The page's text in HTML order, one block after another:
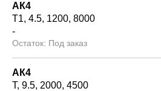
АК4
Т1 4.5 1200 8000
-
Под заказ
АК4
Т 9.5 2000 4500